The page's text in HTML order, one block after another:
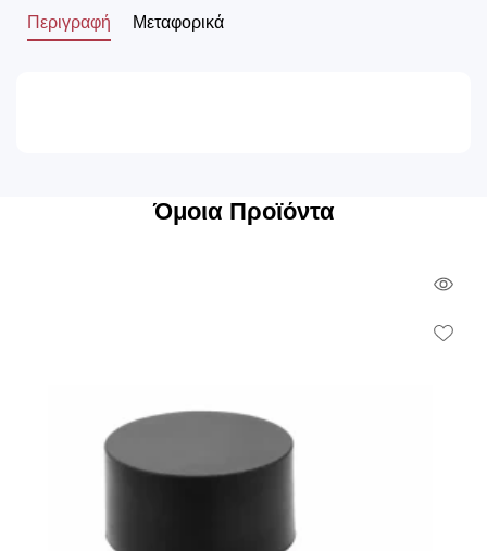
Περιγραφή Μεταφορικά
Όμοια Προϊόντα